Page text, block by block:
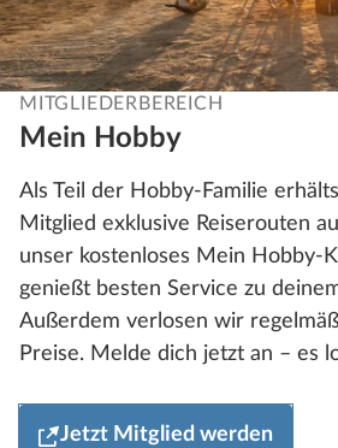
MITGLIEDERBEREICH
Mein Hobby
Als Teil der Hobby-Familie
Mitglied exklusive Reiserouten
unser kostenloses Mein Hobby-
genießt besten Service zu
Außerdem verlosen wir
Preise. Melde dich jetzt an – es
Jetzt Mitglied werden